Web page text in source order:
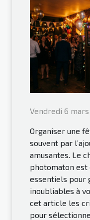
Vendredi 6 mars
Organiser une
souvent par
amusantes. Le
photomaton est
essentiels pour
inoubliables à
cet article les
pour